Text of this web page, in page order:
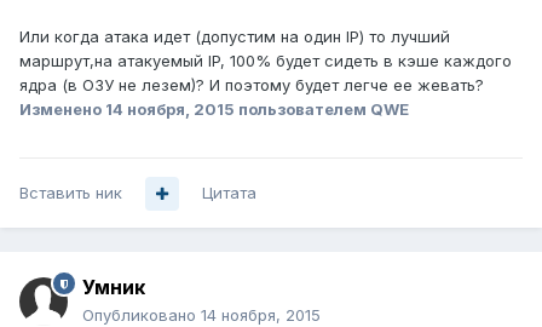
Или когда атака идет (допустим на один IP) то лучший
маршрут,на атакуемый IP, 100% будет сидеть в кэше каждого
ядра (в ОЗУ не лезем)? И поэтому будет легче ее жевать?
Изменено 14 ноября, 2015 пользователем QWE
Вставить ник Цитата
Умник
Опубликовано 14 ноября, 2015